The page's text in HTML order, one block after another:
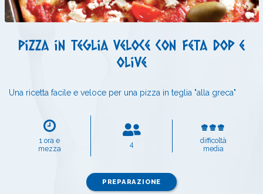
Pizza in teglia veloce con feta dop e
olive
Una ricetta facile e veloce per una pizza in teglia "alla greca"
1 ora e
mezza
4
difficoltà
media
PREPARAZIONE